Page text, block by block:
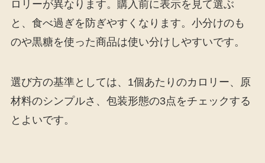
ロリーが異なります。購入前に表示を見て選ぶ
と、食べ過ぎを防ぎやすくなります。小分けのも
のや黒糖を使った商品は使い分けしやすいです。
選び方の基準としては、1個あたりのカロリー、原
材料のシンプルさ、包装形態の3点をチェックする
とよいです。